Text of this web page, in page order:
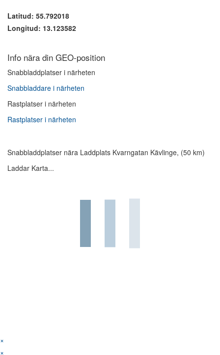
Latitud: 55.792018
Longitud: 13.123582
Info nära din GEO-position
Snabbladdplatser i närheten
Snabbladdare i närheten
Rastplatser i närheten
Rastplatser i närheten
Snabbladdplatser nära Laddplats Kvarngatan Kävlinge, (50 km)
Laddar Karta...
×
×